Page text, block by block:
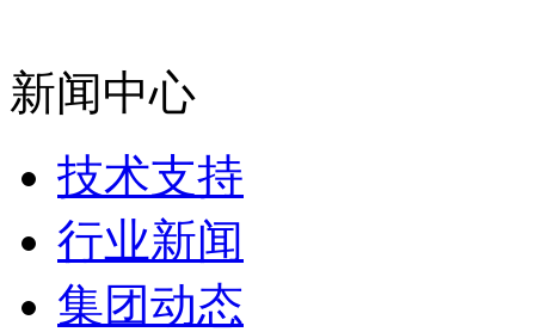
新闻中心
技术支持
行业新闻
集团动态